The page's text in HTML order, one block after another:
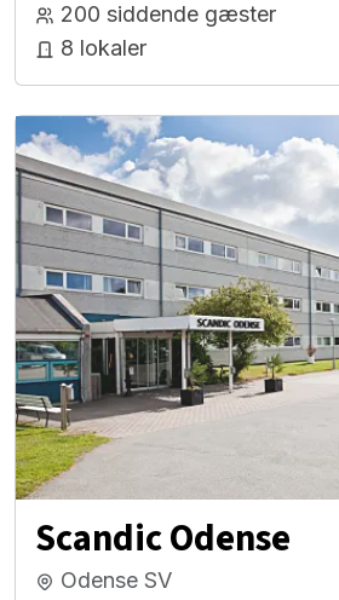
200 siddende gæster
8 lokaler
Scandic Odense
Odense SV